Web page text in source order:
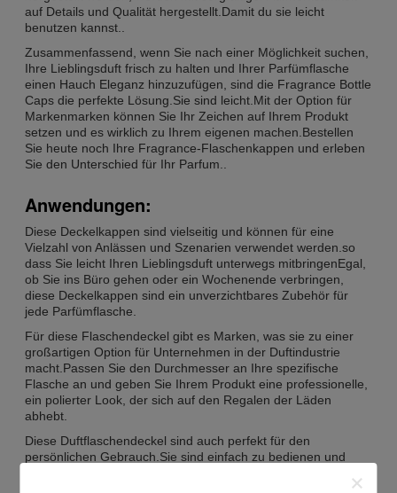
auf Details und Qualität hergestellt.Damit du sie leicht
benutzen kannst..
Zusammenfassend, wenn Sie nach einer Möglichkeit suchen,
Ihre Lieblingsduft frisch zu halten und Ihrer Parfümflasche
einen Hauch Eleganz hinzuzufügen, sind die Fragrance Bottle
Caps die perfekte Lösung.Sie sind leicht.Mit der Option für
Markenmarken können Sie Ihr Zeichen auf Ihrem Produkt
setzen und es wirklich zu Ihrem eigenen machen.Bestellen
Sie heute noch Ihre Fragrance-Flaschenkappen und erleben
Sie den Unterschied für Ihr Parfum..
Anwendungen:
Diese Deckelkappen sind vielseitig und können für eine
Vielzahl von Anlässen und Szenarien verwendet werden.so
dass Sie leicht Ihren Lieblingsduft unterwegs mitbringenEgal,
ob Sie ins Büro gehen oder ein Wochenende verbringen,
diese Deckelkappen sind ein unverzichtbares Zubehör für
jede Parfümflasche.
Für diese Flaschendeckel gibt es Marken, was sie zu einer
großartigen Option für Unternehmen in der Duftindustrie
macht.Passen Sie den Durchmesser an Ihre spezifische
Flasche an und geben Sie Ihrem Produkt eine professionelle,
ein polierter Look, der sich auf den Regalen der Läden
abhebt.
Diese Duftflaschendeckel sind auch perfekt für den
persönlichen Gebrauch.Sie sind einfach zu bedienen und